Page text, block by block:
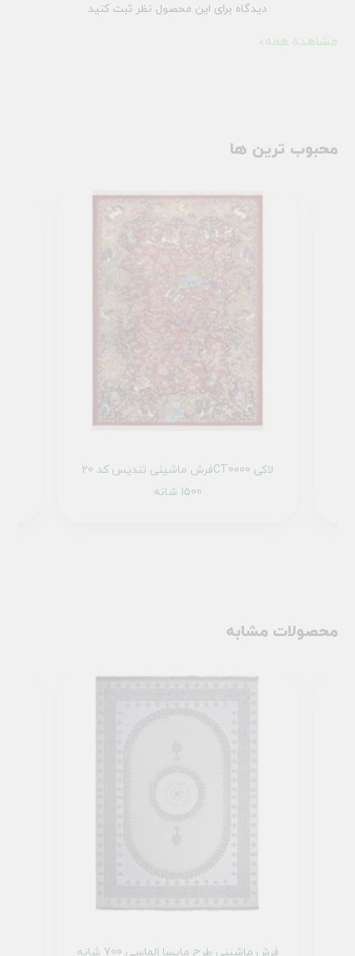
دیدگاه برای این محصول نظر ثبت کنید
مشاهده همه
محبوب ترین ها
فرش ماشینی تندیس کد 20CT0000 لاکی
1500 شانه
محصولات مشابه
فرش ماشینی طرح مایسا الماسی 700 شانه